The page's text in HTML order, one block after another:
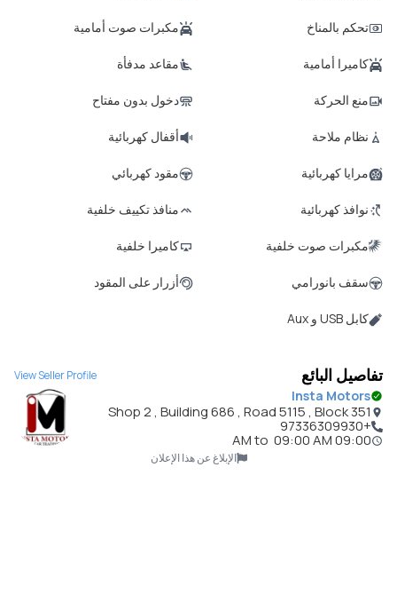
تحكم بالمناخ مكبرات صوت أمامية
كاميرا أمامية مقاعد مدفأة
منع الحركة دخول بدون مفتاح
نظام ملاحة أقفال كهربائية
مرايا كهربائية مقود كهربائي
نوافذ كهربائية منافذ تكييف خلفية
مكبرات صوت خلفية كاميرا خلفية
سقف بانورامي أزرار على المقود
كابل USB و Aux
تفاصيل البائع View Seller Profile
Insta Motors
Shop 2 , Building 686 , Road 5115 , Block 351
+97336309930
09:00 AM
to 09:00 AM
الإبلاغ عن هذا الإعلان